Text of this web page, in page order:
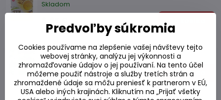
Skladom
Čaj zelený (100 vrecúšok) 200g
Skladom
5,95 € Do košíka
Predvoľby súkromia
Cookies používame na zlepšenie vašej návštevy tejto
webovej stránky, analýzu jej výkonnosti a
zhromažďovanie údajov o jej používaní. Na tento účel
môžeme použiť nástroje a služby tretích strán a
zhromaždené údaje sa môžu preniesť k partnerom v EÚ,
USA alebo iných krajinách. Kliknutím na „Prijať všetky